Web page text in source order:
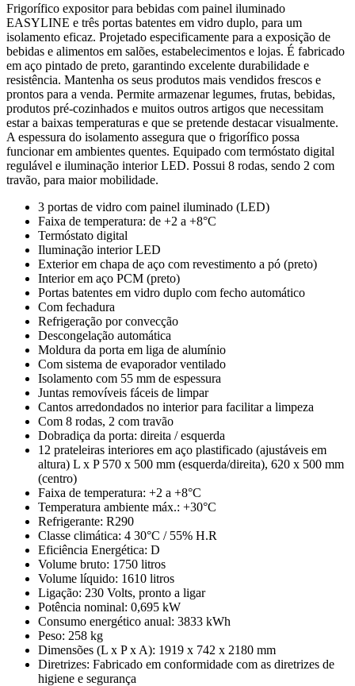
Frigorífico expositor para bebidas com painel iluminado
EASYLINE e três portas batentes em vidro duplo, para um
isolamento eficaz. Projetado especificamente para a exposição de
bebidas e alimentos em salões, estabelecimentos e lojas. É fabricado
em aço pintado de preto, garantindo excelente durabilidade e
resistência. Mantenha os seus produtos mais vendidos frescos e
prontos para a venda. Permite armazenar legumes, frutas, bebidas,
produtos pré-cozinhados e muitos outros artigos que necessitam
estar a baixas temperaturas e que se pretende destacar visualmente.
A espessura do isolamento assegura que o frigorífico possa
funcionar em ambientes quentes. Equipado com termóstato digital
regulável e iluminação interior LED. Possui 8 rodas, sendo 2 com
travão, para maior mobilidade.
3 portas de vidro com painel iluminado (LED)
Faixa de temperatura: de +2 a +8°C
Termóstato digital
Iluminação interior LED
Exterior em chapa de aço com revestimento a pó (preto)
Interior em aço PCM (preto)
Portas batentes em vidro duplo com fecho automático
Com fechadura
Refrigeração por convecção
Descongelação automática
Moldura da porta em liga de alumínio
Com sistema de evaporador ventilado
Isolamento com 55 mm de espessura
Juntas removíveis fáceis de limpar
Cantos arredondados no interior para facilitar a limpeza
Com 8 rodas, 2 com travão
Dobradiça da porta: direita / esquerda
12 prateleiras interiores em aço plastificado (ajustáveis em
altura) L x P 570 x 500 mm (esquerda/direita), 620 x 500 mm
(centro)
Faixa de temperatura: +2 a +8°C
Temperatura ambiente máx.: +30°C
Refrigerante: R290
Classe climática: 4 30°C / 55% H.R
Eficiência Energética: D
Volume bruto: 1750 litros
Volume líquido: 1610 litros
Ligação: 230 Volts, pronto a ligar
Potência nominal: 0,695 kW
Consumo energético anual: 3833 kWh
Peso: 258 kg
Dimensões (L x P x A): 1919 x 742 x 2180 mm
Diretrizes: Fabricado em conformidade com as diretrizes de
higiene e segurança